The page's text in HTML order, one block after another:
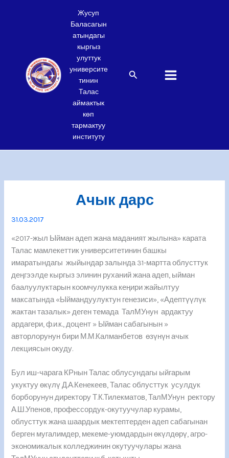
Жусуп
Баласагын
атындагы
кыргыз
улуттук
университе
тинин
Талас
аймактык
көп
тармактуу
институту
Search
Ачык дарс
31.03.2017
«2017-жыл Ыйман адеп жана маданият жылына» карата
Талас мамлекеттик университетинин башкы
имаратындагы жыйындар залында 31-мартта облусттук
деңгээлде кыргыз элинин руханий жана адеп, ыйман
баалуулуктарын коомчулукка кеңири жайылтуу
максатында «Ыймандуулуктун генезиси», «Адептүүлүк
жактан тазалык» деген темада ТалМУнун ардактуу
ардагери, ф.и.к., доцент » Ыйман сабагынын »
авторлорунун бири М.М.Калманбетов өзүнүн ачык
лекциясын окуду.
Бул иш-чарага КРнын Талас облусундагы ыйгарым
укуктуу өкүлү Д.А.Кенекеев, Талас облусттук усулдук
борборунун директору Т.К.Тилекматов, ТалМУнун ректору
А.Ш.Упенов, профессордук-окутуучулар курамы,
облусттук жана шаардык мектептерден адеп сабагынан
берген мугалимдер, мекеме-уюмдардын өкүлдөрү, агро-
экономикалык колледжинин окутуучулары жана